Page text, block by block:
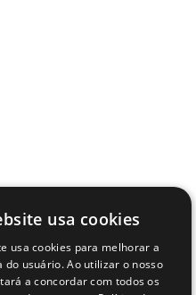
usa cookies
usa cookies para melhorar a
do usuário. Ao utilizar o nosso
a concordar com todos os